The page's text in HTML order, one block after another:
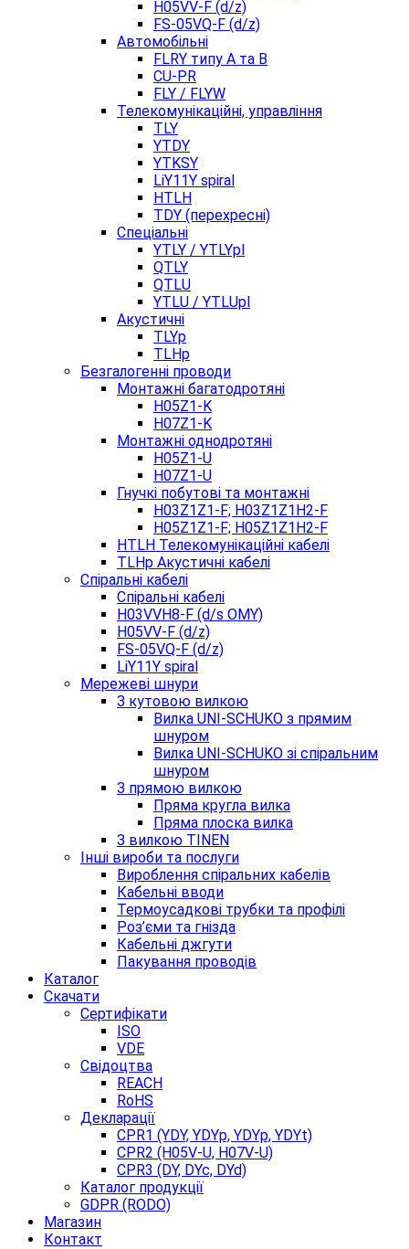
H05VV-F (d/z)
FS-05VQ-F (d/z)
Автомобільні
FLRY типу A та B
CU-PR
FLY / FLYW
Телекомунікаційні, управління
TLY
YTDY
YTKSY
LiY11Y spiral
HTLH
TDY (перехресні)
Спеціальні
YTLY / YTLYpl
QTLY
QTLU
YTLU / YTLUpl
Акустичні
TLYp
TLHp
Безгалогенні проводи
Монтажні багатодротяні
H05Z1-K
H07Z1-K
Монтажні однодротяні
H05Z1-U
H07Z1-U
Гнучкі побутові та монтажні
H03Z1Z1-F; H03Z1Z1H2-F
H05Z1Z1-F; H05Z1Z1H2-F
HTLH Телекомунікаційні кабелі
TLHp Акустичні кабелі
Спіральні кабелі
Спіральні кабелі
H03VVH8-F (d/s OMY)
H05VV-F (d/z)
FS-05VQ-F (d/z)
LiY11Y spiral
Мережеві шнури
З кутовою вилкою
Вилка UNI-SCHUKO з прямим
шнуром
Вилка UNI-SCHUKO зі спіральним
шнуром
З прямою вилкою
Пряма кругла вилка
Пряма плоска вилка
З вилкою TINEN
Інші вироби та послуги
Вироблення спіральних кабелів
Кабельні вводи
Термоусадкові трубки та профілі
Роз’єми та гнізда
Кабельні джгути
Пакування проводів
Каталог
Скачати
Сертифікати
ISO
VDE
Свідоцтва
REACH
RoHS
Декларації
CPR1 (YDY, YDYp, YDYp, YDYt)
CPR2 (H05V-U, H07V-U)
CPR3 (DY, DYc, DYd)
Каталог продукції
GDPR (RODO)
Магазин
Контакт